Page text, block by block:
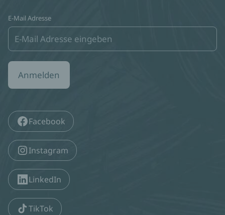
E-Mail Adresse
Anmelden
Facebook
Instagram
LinkedIn
TikTok